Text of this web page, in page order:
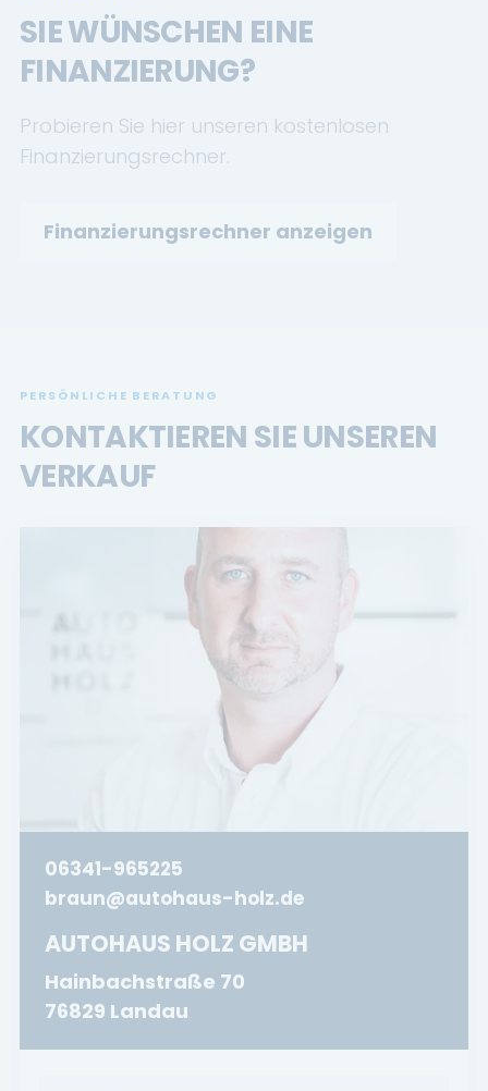
SIE WÜNSCHEN EINE
FINANZIERUNG?
Probieren Sie hier unseren kostenlosen
Finanzierungsrechner.
Finanzierungsrechner anzeigen
PERSÖNLICHE BERATUNG
KONTAKTIEREN SIE UNSEREN
VERKAUF
06341-965225
braun@autohaus-holz.de
AUTOHAUS HOLZ GMBH
Hainbachstraße 70
76829 Landau